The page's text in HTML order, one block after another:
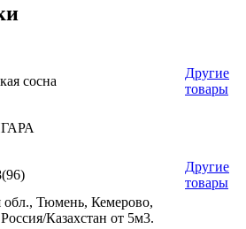
сосна
Другие
товары
Другие
товары
обл., Тюмень, Кемерово,
Казахстан от 5м3.